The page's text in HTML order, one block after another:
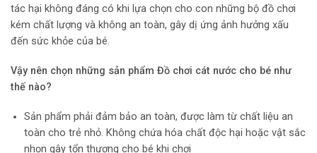
tác hại không đáng có khi lựa chọn cho con những bộ đồ chơi
kém chất lượng và không an toàn, gây dị ứng ảnh hưởng xấu
đến sức khỏe của bé.
Vậy nên chọn những sản phẩm Đồ chơi cát nước cho bé như
thế nào?
Sản phẩm phải đảm bảo an toàn, được làm từ chất liệu an
toàn cho trẻ nhỏ. Không chứa hóa chất độc hại hoặc vật sắc
nhọn gây tổn thương cho bé khi chơi